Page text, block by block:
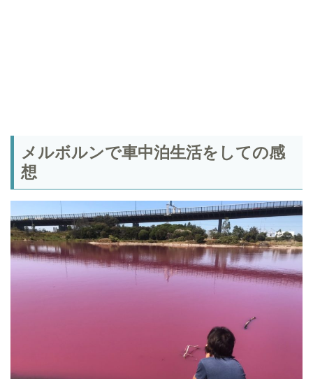
メルボルンで車中泊生活をしての感
想